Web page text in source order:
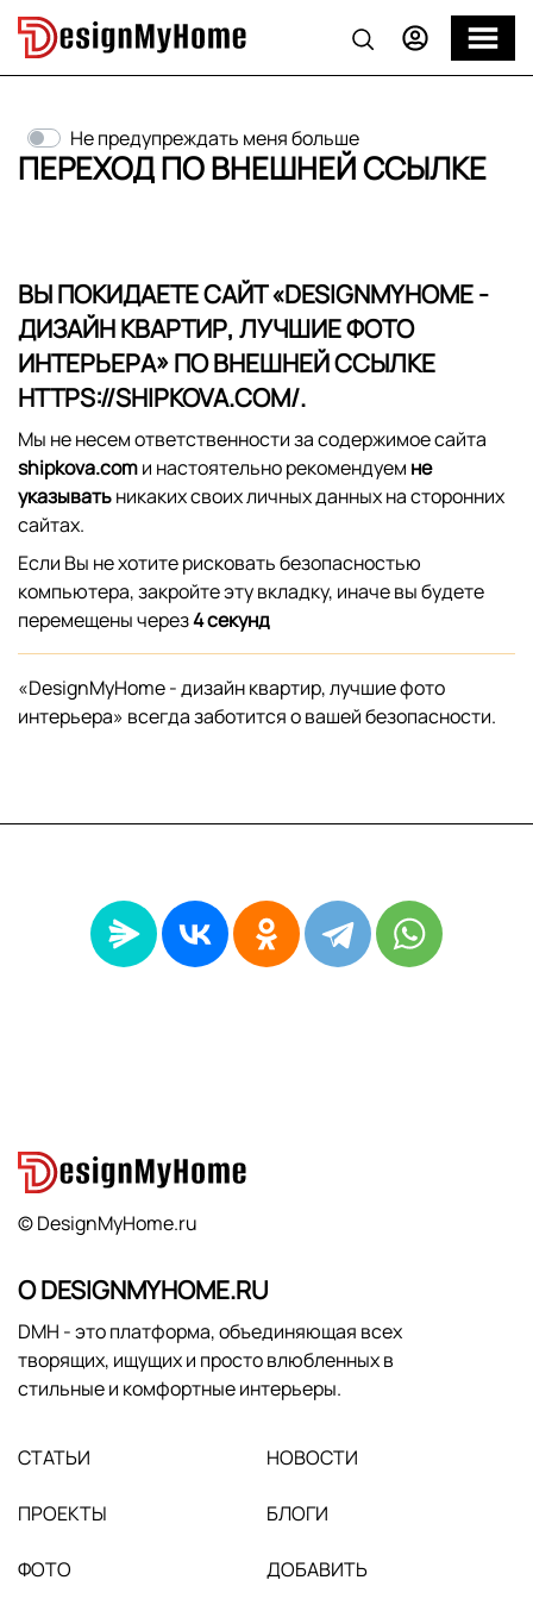
ПЕРЕХОД ПО ВНЕШНЕЙ ССЫЛКЕ
Не предупреждать меня больше
ВЫ ПОКИДАЕТЕ САЙТ «DESIGNMYHOME -
ДИЗАЙН КВАРТИР, ЛУЧШИЕ ФОТО
ИНТЕРЬЕРА» ПО ВНЕШНЕЙ ССЫЛКЕ
HTTPS://SHIPKOVA.COM/.
Мы не несем ответственности за содержимое сайта
shipkova.comи настоятельно рекомендуем не
указыватьникаких своих личных данных на сторонних
сайтах.
Если Вы не хотите рисковать безопасностью
компьютера, закройте эту вкладку, иначе вы будете
перемещены через4секунд
«DesignMyHome - дизайн квартир, лучшие фото
интерьера» всегда заботится о вашей безопасности.
© DesignMyHome.ru
О DESIGNMYHOME.RU
DMH - это платформа, объединяющая всех
творящих, ищущих и просто влюбленных в
стильные и комфортные интерьеры.
СТАТЬИ НОВОСТИ
ПРОЕКТЫ БЛОГИ
ФОТО ДОБАВИТЬ